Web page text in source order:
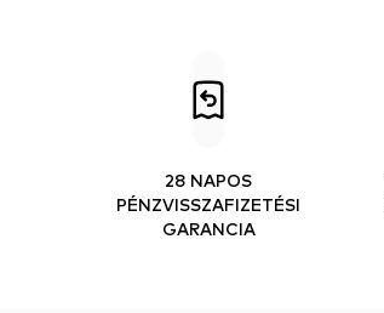
28 NAPOS
PÉNZVISSZAFIZETÉSI
GARANCIA